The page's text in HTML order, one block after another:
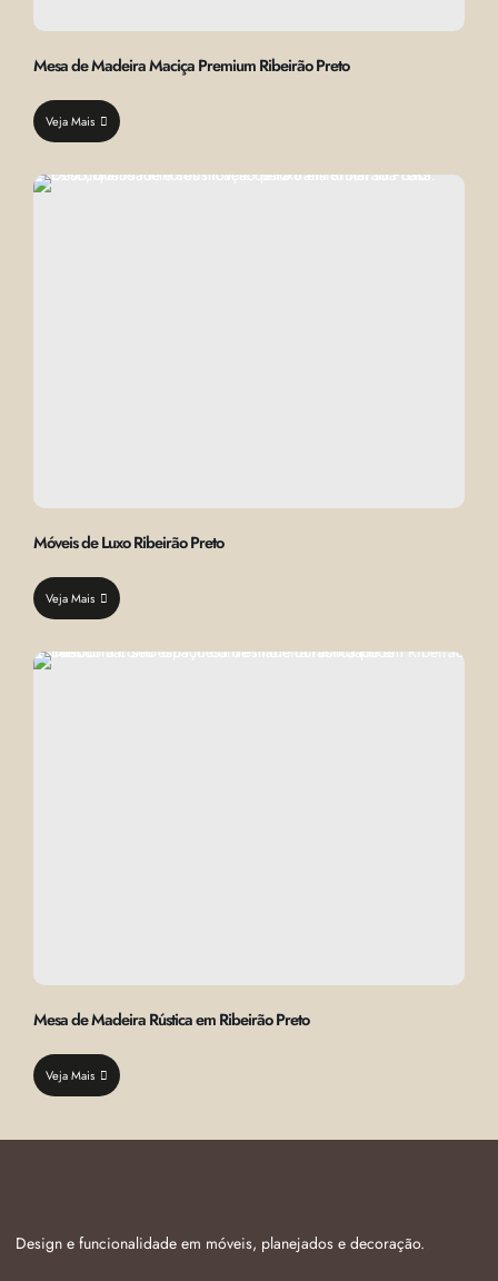
Mesa de Madeira Maciça Premium Ribeirão Preto
Veja Mais
Móveis de Luxo Ribeirão Preto
Veja Mais
Mesa de Madeira Rústica em Ribeirão Preto
Veja Mais
Design e funcionalidade em móveis, planejados e decoração.